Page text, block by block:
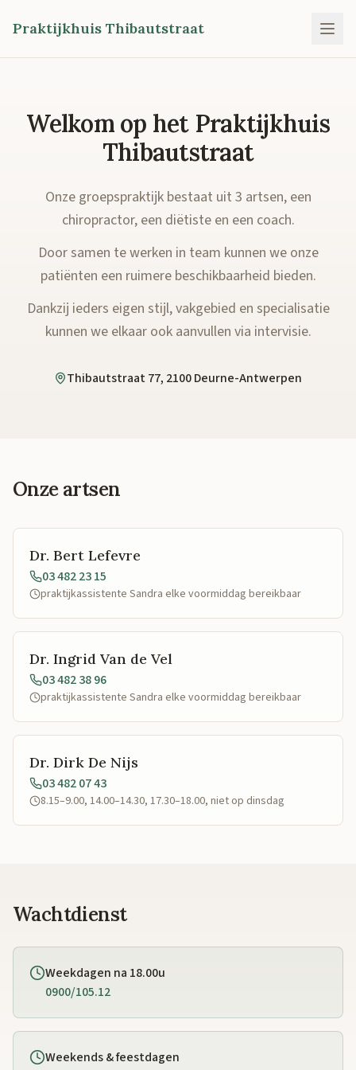
Praktijkhuis Thibautstraat
Welkom op het Praktijkhuis
Thibautstraat
Onze groepspraktijk bestaat uit 3 artsen, een
chiropractor, een diëtiste en een coach.
Door samen te werken in team kunnen we onze
patiënten een ruimere beschikbaarheid bieden.
Dankzij ieders eigen stijl, vakgebied en specialisatie
kunnen we elkaar ook aanvullen via intervisie.
Thibautstraat 77, 2100 Deurne-Antwerpen
Onze artsen
Dr. Bert Lefevre
03 482 23 15
praktijkassistente Sandra elke voormiddag bereikbaar
Dr. Ingrid Van de Vel
03 482 38 96
praktijkassistente Sandra elke voormiddag bereikbaar
Dr. Dirk De Nijs
03 482 07 43
8.15–9.00, 14.00–14.30, 17.30–18.00, niet op dinsdag
Wachtdienst
Weekdagen na 18.00u
0900/105.12
Weekends & feestdagen